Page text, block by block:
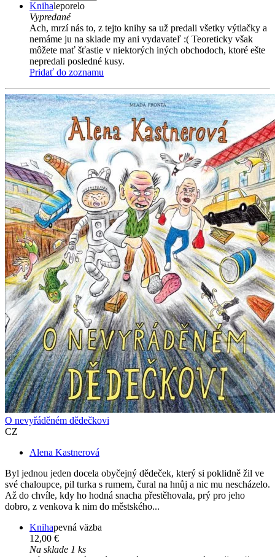
Knihaleporelo
Vypredané
Ach, mrzí nás to, z tejto knihy sa už predali všetky výtlačky a
nemáme ju na sklade my ani vydavateľ :( Teoreticky však
môžete mať šťastie v niektorých iných obchodoch, ktoré ešte
nepredali posledné kusy.
Pridať do zoznamu
O nevyřáděném dědečkovi
CZ
Alena Kastnerová
Byl jednou jeden docela obyčejný dědeček, který si poklidně žil ve
své chaloupce, pil turka s rumem, čural na hnůj a nic mu nescházelo.
Až do chvíle, kdy ho hodná snacha přestěhovala, prý pro jeho
dobro, z venkova k nim do městského...
Knihapevná väzba
12,00 €
Na sklade 1 ks